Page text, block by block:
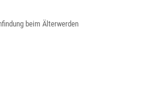
beim Älterwerden